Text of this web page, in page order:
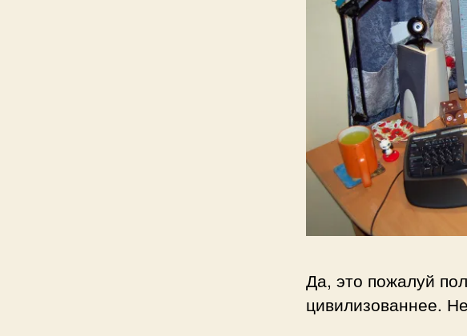
Да, это пожалуй
цивилизованнее.